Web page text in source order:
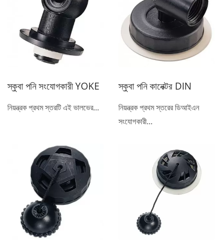
স্কুবা পনি সংযোগকারী YOKE
নিয়ন্ত্রক প্রথম স্তরটি এই ভালভের...
স্কুবা পনি কানেক্টর DIN
নিয়ন্ত্রক প্রথম স্তরের ডিআইএন
সংযোগকারী...